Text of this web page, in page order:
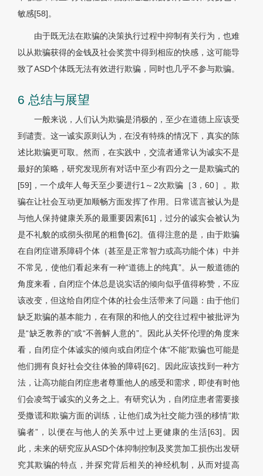
敏感[58]。
由于既无法在欺骗的决策执行过程中抑制有关行为，也难
以从欺骗获得的金钱及社会奖赏中得到相应的快感，这可能导
致了ASD个体既无法有效进行欺骗，同时也几乎不参与欺骗。
6 总结与展望
一般来说，人们认为欺骗是消极的，至少在道德上应该受
到谴责。这一诚实原则认为，在没有特殊的情况下，真实的陈
述比欺骗更可取。然而，在实践中，交流者通常认为诚实不是
最好的策略，研究发现所有对话中至少有四分之一是欺骗式的
[59]，一个成年人每天至少要进行1～2次欺骗［3，60］。欺
骗在让社会互动更加顺畅方面发挥了作用。日常谎言被认为是
与他人保持健康关系的最重要因素[61]，过分的诚实会被认为
是不礼貌的或彻头彻尾的粗鲁[62]。值得注意的是，由于欺骗
在自闭症谱系障碍个体（甚至是正常智力或高功能个体）中并
不常见，使他们看起来有一种“道德上的纯真”。从一般道德的
角度来看，自闭症个体总是说实话的倾向似乎值得称赞，不应
该改变，但这给自闭症个体的社会生活带来了问题：由于他们
缺乏欺骗的基本能力，在有限的和他人的交往过程中被批评为
是“缺乏教养的”或“不善解人意的”。因此从关怀伦理的角度来
看，自闭症个体诚实的倾向或自闭症个体“不能”欺骗也可能是
他们拥有良好社会交往体验的障碍[62]。因此应该找到一种方
法，让高功能自闭症患者尊重他人的感受和需求，即使有时他
们会凌驾于诚实的义务之上。有研究认为，自闭症患者需要接
受撒谎和欺骗方面的训练，让他们成为社交能力强的移情“欺
骗者”，以便在与他人的关系中过上更健康的生活[63]。因
此，未来的研究应从ASD个体抑制控制及奖赏加工损伤出发研
究其欺骗的特点，并探究背后相关的神经机制，从而对提高